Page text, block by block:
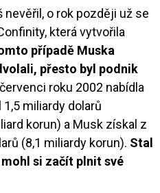
o rok později už se
která vytvořila
případě Muska
přesto byl podnik
roku 2002 nabídla
miliardy dolarů
korun) a Musk získal z
(8,1 miliardy korun). Stal
si začít plnit své